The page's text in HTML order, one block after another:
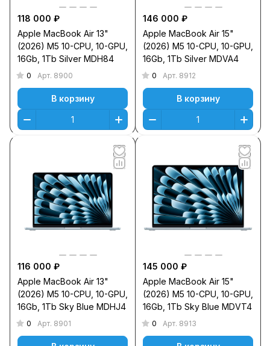
118 000 ₽
Apple MacBook Air 13"
(2026) M5 10-CPU, 10-GPU,
16Gb, 1Tb Silver MDH84
0 Арт. 8900
В корзину
146 000 ₽
Apple MacBook Air 15"
(2026) M5 10-CPU, 10-GPU,
16Gb, 1Тb Silver MDVA4
0 Арт. 8912
В корзину
116 000 ₽
Apple MacBook Air 13"
(2026) M5 10-CPU, 10-GPU,
16Gb, 1Тb Sky Blue MDHJ4
0 Арт. 8901
145 000 ₽
Apple MacBook Air 15"
(2026) M5 10-CPU, 10-GPU,
16Gb, 1Тb Sky Blue MDVT4
0 Арт. 8913